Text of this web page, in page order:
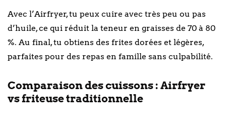
Avec l’Airfryer, tu peux cuire avec très peu ou pas
d’huile, ce qui réduit la teneur en graisses de 70 à 80
%. Au final, tu obtiens des frites dorées et légères,
parfaites pour des repas en famille sans culpabilité.
Comparaison des cuissons : Airfryer
vs friteuse traditionnelle